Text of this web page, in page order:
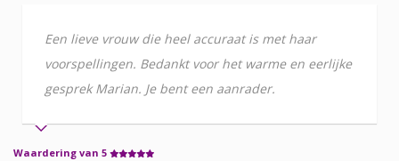
Een lieve vrouw die heel accuraat is met haar
voorspellingen. Bedankt voor het warme en eerlijke
gesprek Marian. Je bent een aanrader.
Waardering van 5